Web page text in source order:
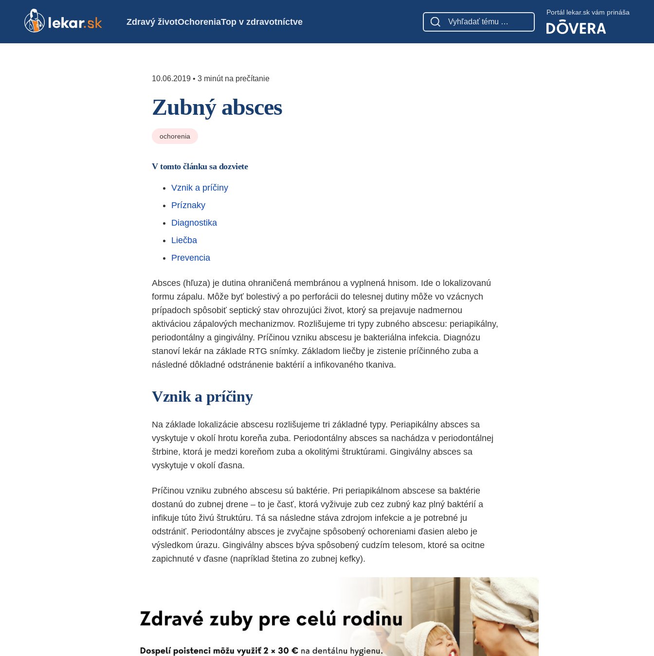
Zdravý životOchoreniaTop v zdravotníctve
Portál lekar.sk vám prináša
10.06.2019 • 3 minút na prečítanie
Zubný absces
ochorenia
V tomto článku sa dozviete
Vznik a príčiny
Príznaky
Diagnostika
Liečba
Prevencia
Absces (hľuza) je dutina ohraničená membránou a vyplnená hnisom. Ide o lokalizovanú
formu zápalu. Môže byť bolestivý a po perforácii do telesnej dutiny môže vo vzácnych
prípadoch spôsobiť septický stav ohrozujúci život, ktorý sa prejavuje nadmernou
aktiváciou zápalových mechanizmov. Rozlišujeme tri typy zubného abscesu: periapikálny,
periodontálny a gingiválny. Príčinou vzniku abscesu je bakteriálna infekcia. Diagnózu
stanoví lekár na základe RTG snímky. Základom liečby je zistenie príčinného zuba a
následné dôkladné odstránenie baktérií a infikovaného tkaniva.
Vznik a príčiny
Na základe lokalizácie abscesu rozlišujeme tri základné typy. Periapikálny absces sa
vyskytuje v okolí hrotu koreňa zuba. Periodontálny absces sa nachádza v periodontálnej
štrbine, ktorá je medzi koreňom zuba a okolitými štruktúrami. Gingiválny absces sa
vyskytuje v okolí ďasna.
Príčinou vzniku zubného abscesu sú baktérie. Pri periapikálnom abscese sa baktérie
dostanú do zubnej drene – to je časť, ktorá vyživuje zub cez zubný kaz plný baktérií a
infikuje túto živú štruktúru. Tá sa následne stáva zdrojom infekcie a je potrebné ju
odstrániť. Periodontálny absces je zvyčajne spôsobený ochoreniami ďasien alebo je
výsledkom úrazu. Gingiválny absces býva spôsobený cudzím telesom, ktoré sa ocitne
zapichnuté v ďasne (napríklad štetina zo zubnej kefky).